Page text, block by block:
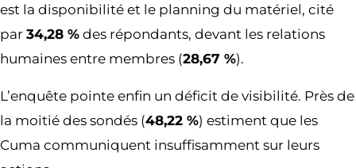
est la disponibilité et le planning du matériel, cité
par 34,28 % des répondants, devant les relations
humaines entre membres (28,67 %).
​L’enquête pointe enfin un déficit de visibilité. Près de
la moitié des sondés (48,22 %) estiment que les
Cuma communiquent insuffisamment sur leurs